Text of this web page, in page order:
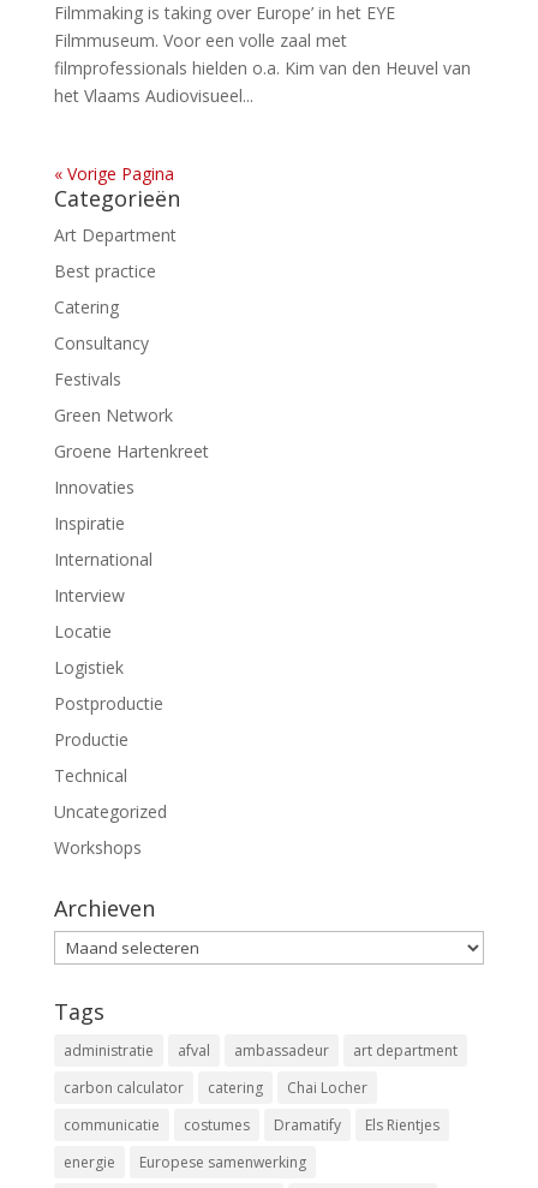
Filmmaking is taking over Europe’ in het EYE
Filmmuseum. Voor een volle zaal met
filmprofessionals hielden o.a. Kim van den Heuvel van
het Vlaams Audiovisueel...
« Vorige Pagina
Categorieën
Art Department
Best practice
Catering
Consultancy
Festivals
Green Network
Groene Hartenkreet
Innovaties
Inspiratie
International
Interview
Locatie
Logistiek
Postproductie
Productie
Technical
Uncategorized
Workshops
Archieven
Archieven
Tags
administratie afval ambassadeur
art department
carbon calculator
catering
Chai Locher
communicatie
costumes Dramatify
Els Rientjes
energie
Europese samenwerking